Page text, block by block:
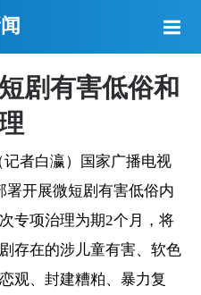
剧有害低俗和
者白瀛）国家广播电视
署开展微短剧有害低俗内
专项治理为期2个月，将
存在的涉儿童有害、软色
观、封建糟粕、暴力复